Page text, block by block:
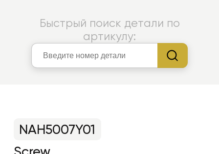
Быстрый поиск детали по
артикулу:
NAH5007Y01